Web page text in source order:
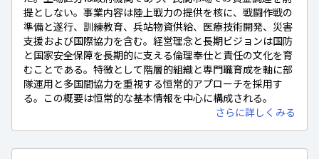
提としない。事業内容は陸上戦力の提供を核に、戦闘作戦の
準備と遂行、訓練教育、兵站物資供給、医療技術開発、災害
支援および国際協力を含む。経営理念と長期ビジョンは国防
と国家安全保障を長期的に支える倫理奉仕と責任の文化を育
むことである。特徴として階層的組織と専門職育成を軸に部
隊運用と多国間協力を重視する恒常的アプローチを採用す
る。この概要は恒常的な基本情報を中心に構成される。
さらに詳しくみる